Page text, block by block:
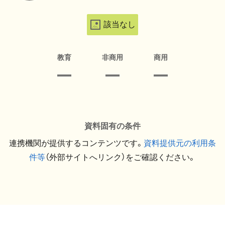
該当なし
教育 非商用 商用
資料固有の条件
連携機関が提供するコンテンツです。 資料提供元の利用条
件等（外部サイトへリンク）をご確認ください。